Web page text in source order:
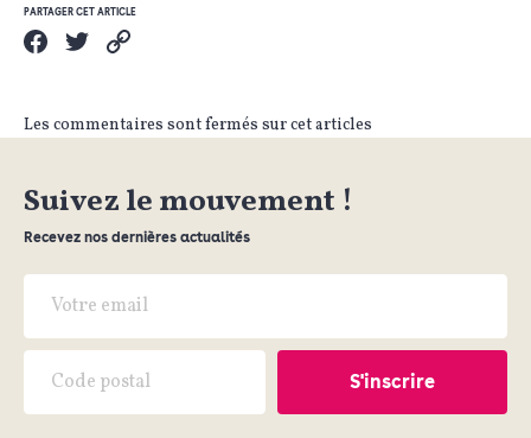
PARTAGER CET ARTICLE
Les commentaires sont fermés sur cet articles
Suivez le mouvement !
Recevez nos dernières actualités